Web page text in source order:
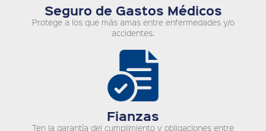
Seguro de Gastos Médicos
Protege a los que más amas entre enfermedades y/o
accidentes.
Fianzas
Ten la garantía del cumplimiento y obligaciones entre